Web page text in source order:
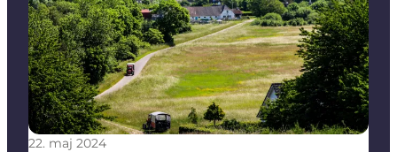
22. maj 2024